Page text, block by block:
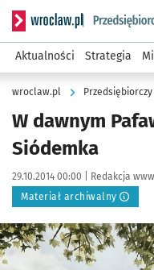
Serwis informacyjny
Aktualności Strategia
wroclaw.pl Przedsiębiorczy
W dawnym
Siódemka
Data publikacji:
29.10.2014 00:00 | Autor:
Redakcja
Materiał archiwalny
Kliknij, aby powiększyć